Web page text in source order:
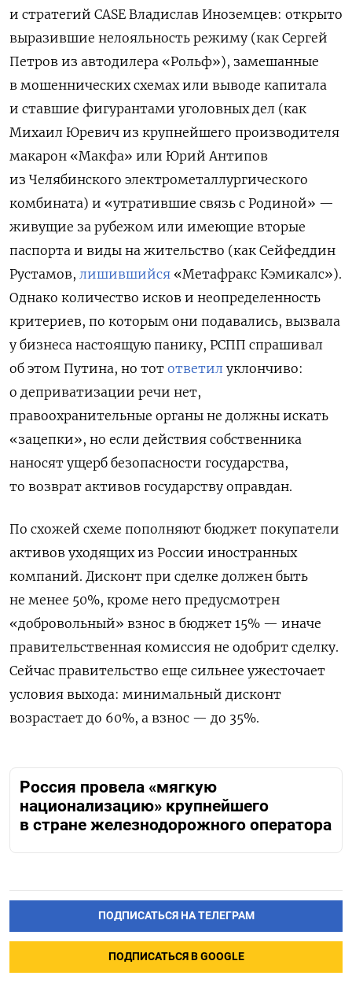
и стратегий CASE Владислав Иноземцев: открыто
выразив­шие нелояльность режиму (как Сергей
Петров из автодилера «Рольф»), замешанные
в мошеннических схемах или выводе капитала
и ставшие фигурантами уго­ловных дел (как
Михаил Юревич из крупнейшего производителя
макарон «Мак­фа» или Юрий Антипов
из Челябинского электрометаллургического
комбината) и «утратившие связь с Родиной» —
жи­вущие за рубежом или имеющие вторые
паспорта и виды на жительство (как Сейфеддин
Рустамов, лишившийся «Метафракс Кэмикалс»).
Однако количество исков и неопределенность
критериев, по которым они подавались, вызвала
у бизнеса настоящую панику, РСПП спрашивал
об этом Путина, но тот ответил уклончиво:
о деприватизации речи нет,
правоохранительные органы не должны искать
«зацепки», но если действия собственника
наносят ущерб безопасности государства,
то возврат активов государству оправдан.
По схожей схеме пополняют бюджет покупатели
активов уходящих из России иностранных
компаний. Дисконт при сделке должен быть
не менее 50%, кроме него предусмотрен
«добровольный» взнос в бюджет 15% — иначе
правительственная комиссия не одобрит сделку.
Сейчас правительство еще сильнее ужесточает
условия выхода: минимальный дисконт
возрастает до 60%, а взнос — до 35%.
Россия провела «мягкую
национализацию» крупнейшего
в стране железнодорожного оператора
ПОДПИСАТЬСЯ НА ТЕЛЕГРАМ
ПОДПИСАТЬСЯ В GOOGLE